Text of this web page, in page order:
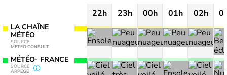
LA CHAÎNE
MÉTÉO
SOURCE
METEO CONSULT
MÉTÉO- FRANCE
SOURCE
ARPEGE
22h 23h 00h 01h 02h